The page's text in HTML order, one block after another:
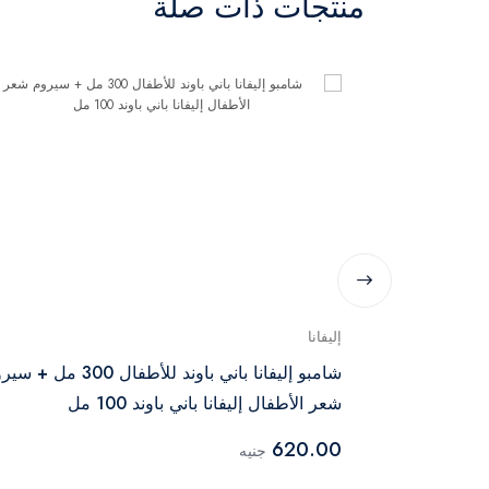
إليفانا
شامبو إليفانا باني باوند للأطفال
شعر الأطفال إليفانا باني باوند 100 مل
620.00 جنيه